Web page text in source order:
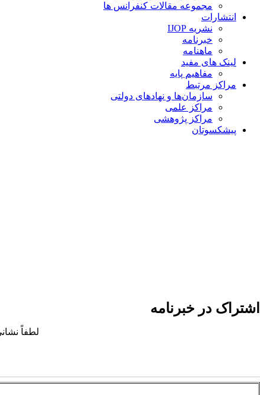
مجموعه مقالات کنفرانس ها
انتشارات
نشریه IJOP
خبرنامه
ماهنامه
لینک های مفید
مفاهیم پایه
مراکز مرتبط
سازمان‌ها و نهادهای دولتی
مراکز علمی
مراکز پژوهشی
پیشکسوتان
اشتراک در خبرنامه
لطفاً